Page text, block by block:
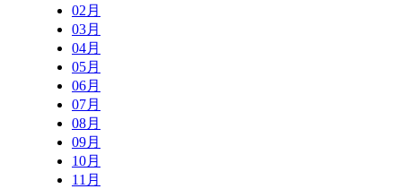
02月
03月
04月
05月
06月
07月
08月
09月
10月
11月